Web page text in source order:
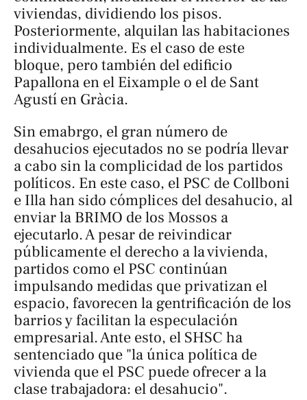
viviendas, dividiendo los pisos.
Posteriormente, alquilan las habitaciones
individualmente. Es el caso de este
bloque, pero también del edificio
Papallona en el Eixample o el de Sant
Agustí en Gràcia.
Sin emabrgo, el gran número de
desahucios ejecutados no se podría llevar
a cabo sin la complicidad de los partidos
políticos. En este caso, el PSC de Collboni
e Illa han sido cómplices del desahucio, al
enviar la BRIMO de los Mossos a
ejecutarlo. A pesar de reivindicar
públicamente el derecho a la vivienda,
partidos como el PSC continúan
impulsando medidas que privatizan el
espacio, favorecen la gentrificación de los
barrios y facilitan la especulación
empresarial. Ante esto, el SHSC ha
sentenciado que "la única política de
vivienda que el PSC puede ofrecer a la
clase trabajadora: el desahucio".